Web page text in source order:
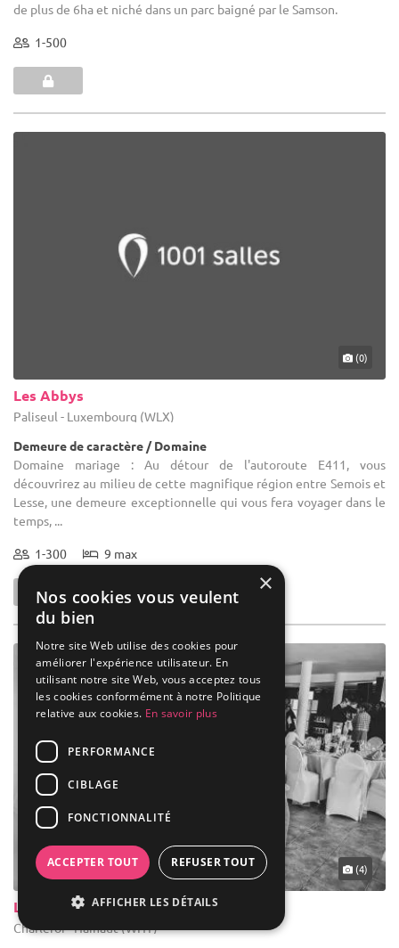
de plus de 6ha et niché dans un parc baigné par le Samson.
1-500
(0)
Les Abbys
Paliseul - Luxembourg (WLX)
Demeure de caractère / Domaine
Domaine mariage : Au détour de l'autoroute E411, vous
découvrirez au milieu de cette magnifique région entre Semois et
Lesse, une demeure exceptionnelle qui vous fera voyager dans le
temps, ...
1-300 9 max
(4)
Le Clos du Marmiton
Charleroi - Hainaut (WHT)
×
Nos cookies vous veulent
du bien
Notre site Web utilise des cookies pour
améliorer l'expérience utilisateur. En
utilisant notre site Web, vous acceptez tous
les cookies conformément à notre Politique
relative aux cookies. En savoir plus
PERFORMANCE
CIBLAGE
FONCTIONNALITÉ
ACCEPTER TOUT REFUSER TOUT
AFFICHER LES DÉTAILS